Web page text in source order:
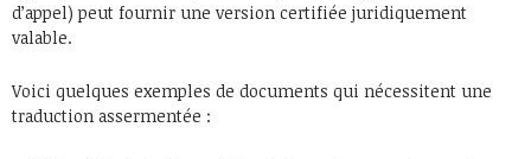
d’appel) peut fournir une version certifiée juridiquement
valable.
Voici quelques exemples de documents qui nécessitent une
traduction assermentée :